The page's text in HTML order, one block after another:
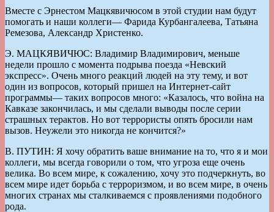
Вместе с Эрнестом Мацкявичюсом в этой студии нам будут
помогать и наши коллеги— Фарида Курбангалеева, Татьяна
Ремезова, Александр Христенко.
Э. МАЦКЯВИЧЮС: Владимир Владимирович, меньше
недели прошло с момента подрыва поезда «Невский
экспресс». Очень много реакций людей на эту тему, и вот
один из вопросов, который пришел на Интернет-сайт
программы— таких вопросов много: «Казалось, что война на
Кавказе закончилась, и мы сделали выводы после серии
страшных терактов. Но вот террористы опять бросили нам
вызов. Неужели это никогда не кончится?»
В. ПУТИН: Я хочу обратить ваше внимание на то, что я и мои
коллеги, мы всегда говорили о том, что угроза еще очень
велика. Во всем мире, к сожалению, хочу это подчеркнуть, во
всем мире идет борьба с терроризмом, и во всем мире, в очень
многих странах мы сталкиваемся с проявлениями подобного
рода.